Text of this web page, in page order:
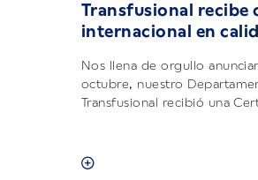
Transfusional recibe
internacional en
Nos llena de orgullo
octubre, nuestro
Transfusional recibió una